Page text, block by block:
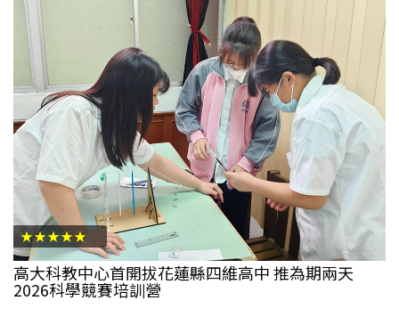
★★★★★
高大科教中心首開拔花蓮縣四維高中 推為期兩天
2026科學競賽培訓營